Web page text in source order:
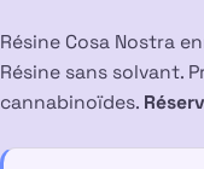
de
prix :
Résine Cosa Nostra
Résine sans solvant.
cannabinoïdes.